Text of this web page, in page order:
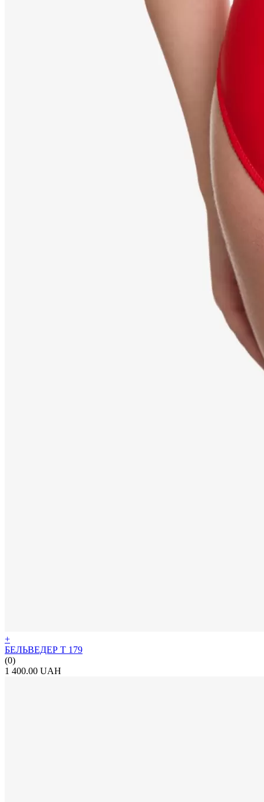
+
БЕЛЬВЕДЕР Т 179
(0)
1 400.00 UAH